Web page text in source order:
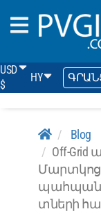
USD
$
HY
Blog
Off-Grid
տների